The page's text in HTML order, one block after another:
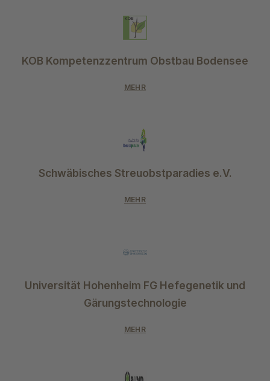
KOB Kompetenzzentrum Obstbau Bodensee
MEHR
Schwäbisches Streuobstparadies e.V.
MEHR
Universität Hohenheim FG Hefegenetik und
Gärungstechnologie
MEHR